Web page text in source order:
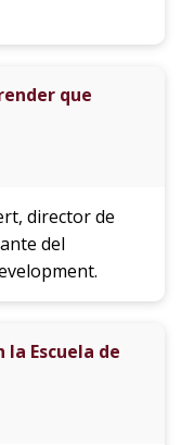
que
director de
del
Escuela de